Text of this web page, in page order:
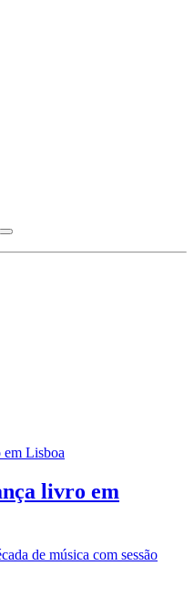
livro em
de música com sessão